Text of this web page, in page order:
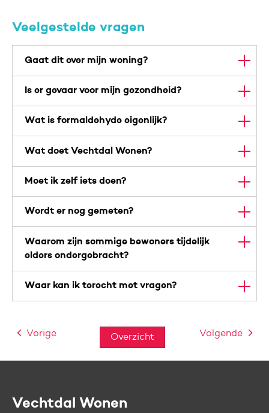
Veelgestelde vragen
Gaat dit over mijn woning?
Is er gevaar voor mijn gezondheid?
Wat is formaldehyde eigenlijk?
Wat doet Vechtdal Wonen?
Moet ik zelf iets doen?
Wordt er nog gemeten?
Waarom zijn sommige bewoners tijdelijk
elders ondergebracht?
Waar kan ik terecht met vragen?
Volgende
Overzicht
Vorige
Contactinformatie
Vechtdal Wonen